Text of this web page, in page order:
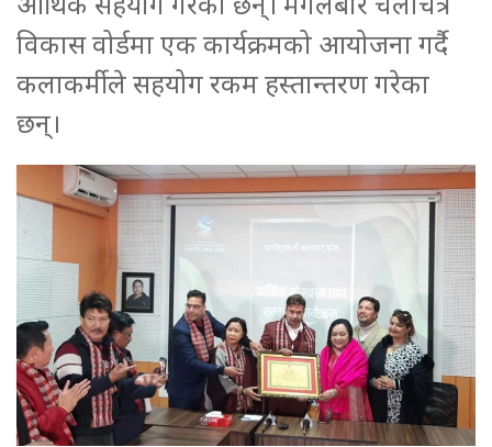
विकास वोर्डमा एक कार्यक्रमको आयोजना गर्दै
कलाकर्मीले सहयोग रकम हस्तान्तरण गरेका
छन्।